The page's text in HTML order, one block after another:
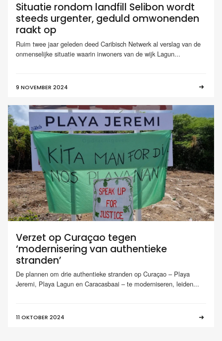
Situatie rondom landfill Selibon wordt
steeds urgenter, geduld omwonenden
raakt op
Ruim twee jaar geleden deed Caribisch Netwerk al verslag van de
onmenselijke situatie waarin inwoners van de wijk Lagun...
9 NOVEMBER 2024
Verzet op Curaçao tegen
‘modernisering van authentieke
stranden’
De plannen om drie authentieke stranden op Curaçao – Playa
Jeremi, Playa Lagun en Caracasbaai – te moderniseren, leiden...
11 OKTOBER 2024